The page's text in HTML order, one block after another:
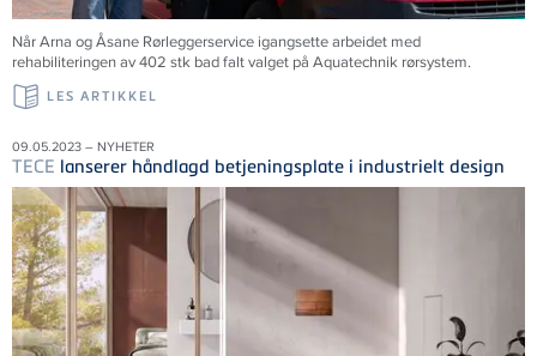
Når Arna og Åsane Rørleggerservice igangsette arbeidet med
rehabiliteringen av 402 stk bad falt valget på Aquatechnik rørsystem.
LES ARTIKKEL
09.05.2023 – NYHETER
TECE lanserer håndlagd betjeningsplate i industrielt design